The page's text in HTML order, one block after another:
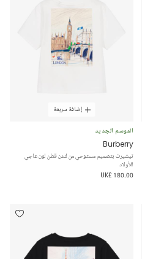
إضافة سريعة
الموسم الجديد
Burberry
تيشيرت بتصميم مستوحي من لندن قطن لون عاجي
للأولاد
UK£ 180.00